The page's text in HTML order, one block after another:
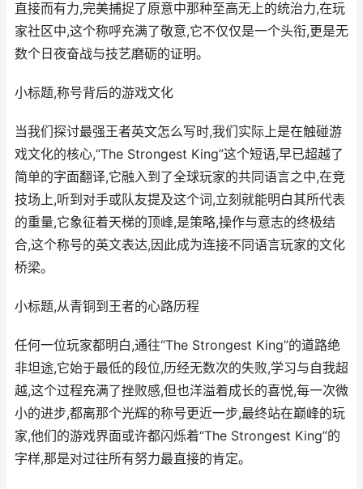
直接而有力,完美捕捉了原意中那种至高无上的统治力,在玩
家社区中,这个称呼充满了敬意,它不仅仅是一个头衔,更是无
数个日夜奋战与技艺磨砺的证明。
小标题,称号背后的游戏文化
当我们探讨最强王者英文怎么写时,我们实际上是在触碰游
戏文化的核心,“The Strongest King”这个短语,早已超越了
简单的字面翻译,它融入到了全球玩家的共同语言之中,在竞
技场上,听到对手或队友提及这个词,立刻就能明白其所代表
的重量,它象征着天梯的顶峰,是策略,操作与意志的终极结
合,这个称号的英文表达,因此成为连接不同语言玩家的文化
桥梁。
小标题,从青铜到王者的心路历程
任何一位玩家都明白,通往“The Strongest King”的道路绝
非坦途,它始于最低的段位,历经无数次的失败,学习与自我超
越,这个过程充满了挫败感,但也洋溢着成长的喜悦,每一次微
小的进步,都离那个光辉的称号更近一步,最终站在巅峰的玩
家,他们的游戏界面或许都闪烁着“The Strongest King”的
字样,那是对过往所有努力最直接的肯定。